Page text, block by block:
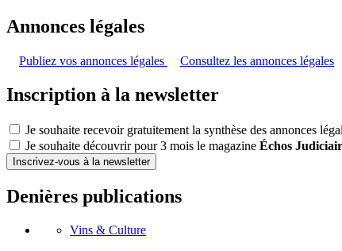
Annonces légales
Publiez vos annonces légales Consultez les annonces légales
Inscription à la newsletter
Je souhaite recevoir gratuitement la synthèse des annonces
Je souhaite découvrir pour 3 mois le magazine Échos
Inscrivez-vous à la newsletter
Denières publications
Vins & Culture